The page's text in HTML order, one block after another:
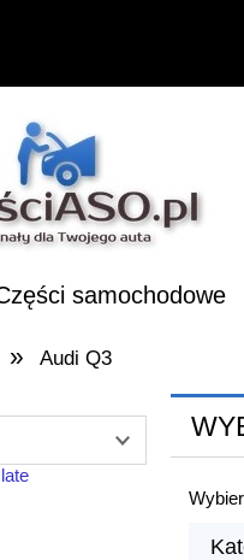
samochodowe
» Audi Q3